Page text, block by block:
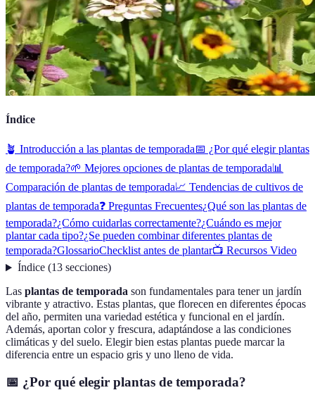
Índice
🪴 Introducción a las plantas de temporada📅 ¿Por qué elegir plantas
de temporada?🌱 Mejores opciones de plantas de temporada📊
Comparación de plantas de temporada📈 Tendencias de cultivos de
plantas de temporada❓ Preguntas Frecuentes¿Qué son las plantas de
temporada?¿Cómo cuidarlas correctamente?¿Cuándo es mejor
plantar cada tipo?¿Se pueden combinar diferentes plantas de
temporada?GlossarioChecklist antes de plantar📺 Recursos Video
Índice(13 secciones)
Las plantas de temporada son fundamentales para tener un jardín
vibrante y atractivo. Estas plantas, que florecen en diferentes épocas
del año, permiten una variedad estética y funcional en el jardín.
Además, aportan color y frescura, adaptándose a las condiciones
climáticas y del suelo. Elegir bien estas plantas puede marcar la
diferencia entre un espacio gris y uno lleno de vida.
📅 ¿Por qué elegir plantas de temporada?